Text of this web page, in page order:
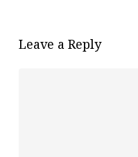
Leave a Reply